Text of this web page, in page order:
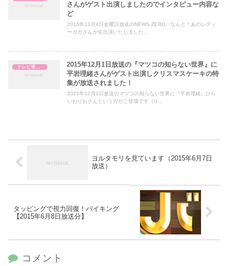
さんがゲスト出演しましたのでインタビュー内容な
ど
2016年11月4日金曜日放送のNEWS ZERO。なんと！あのレディ
ーガガさんが生出演いたしました...
テレビ番組レビュー
2015年12月1日放送の『マツコの知らない世界』に
平岩理緒さんがゲスト出演しクリスマスケーキの特
集が放送されました！
2015年12月1日放送のマツコの知らない世界に『平岩理緒』ひら
いわりおさんという方がご登場です（U...
ヨルタモリを見ています（2015年6月7日
放送）
タッピングで視力回復！バイキング
【2015年6月8日放送分】
コメント